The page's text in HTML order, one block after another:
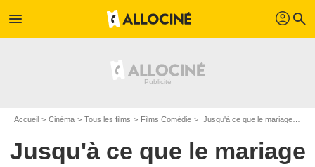
menu profil search
Accueil Cinéma Tous les films Films Comédie Jusqu'à ce que le mariage nous sépare de Dani de la Orden
Jusqu'à ce que le mariage